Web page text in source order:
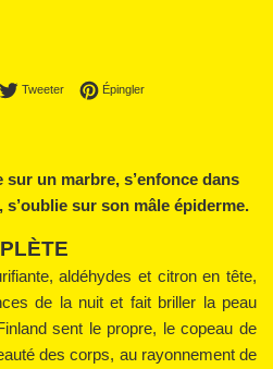
sur Facebook
TweeterTweeter sur Twitter
ÉpinglerÉpingler sur Pinterest
sur un marbre, s’enfonce dans
sur son mâle épiderme.
aldéhydes et citron en tête,
de la nuit et fait briller la peau
sent le propre, le copeau de
des corps, au rayonnement de